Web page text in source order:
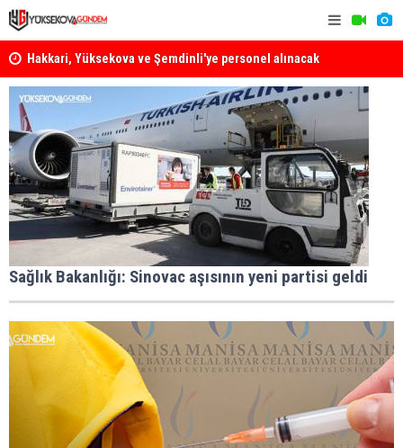
Hakkari, Yüksekova ve Şemdinli'ye personel alınacak
Yüksekova Ziraat Odası'ndan Yangınlara Karşı Duyarlılık
Çağrısı
Sağlık Bakanlığı: Sinovac aşısının yeni partisi geldi